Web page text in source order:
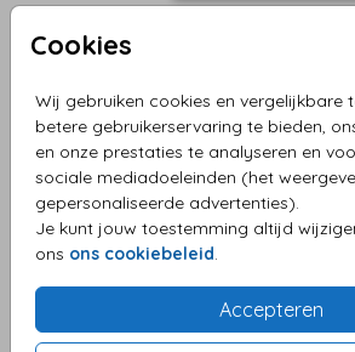
Cookies
Wij gebruiken cookies en vergelijkbare
betere gebruikerservaring te bieden,
en onze prestaties te analyseren en
sociale mediadoeleinden (het
gepersonaliseerde advertenties).
Je kunt jouw toestemming altijd
ons ons cookiebeleid.
Accepteren
Zwart (recycled) 14 x
Aantal x 1 Prijs:€
OMSCHRIJVING
zwart (recycled) 14 x 14